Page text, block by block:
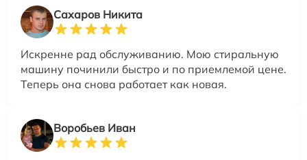
Сахаров Никита
Искренне рад обслуживанию. Мою стиральную
машину починили быстро и по приемлемой цене.
Теперь она снова работает как новая.
Воробьев Иван